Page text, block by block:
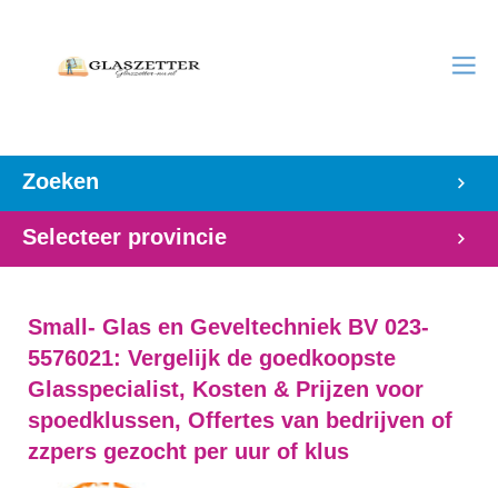
Zoeken
Selecteer provincie
Small- Glas en Geveltechniek BV 023-
5576021: Vergelijk de goedkoopste
Glasspecialist, Kosten & Prijzen voor
spoedklussen, Offertes van bedrijven of
zzpers gezocht per uur of klus